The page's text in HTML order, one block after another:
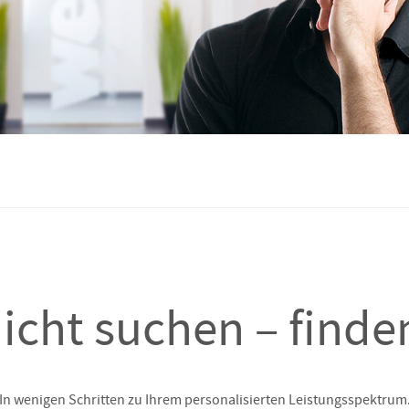
suchen –
wenigen Schritten zu Ihrem personalisierten